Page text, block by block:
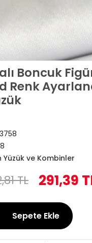
Boncuk
Renk
Yüzük ve Kombinler
TL 291,39
Sepete Ekle